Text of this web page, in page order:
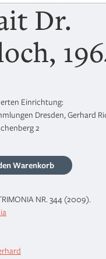
Dr.
Einrichtung:
Dresden, Gerhard
2
Warenkorb
NR. 344 (2009).